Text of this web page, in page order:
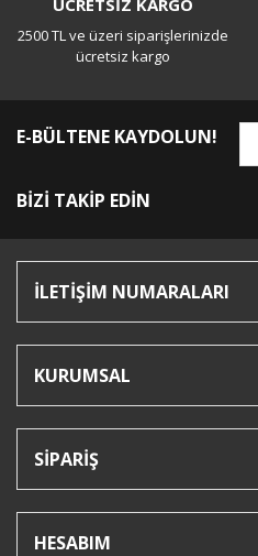
ÜCRETSİZ KARGO
2500 TL ve üzeri siparişlerinizde
ücretsiz kargo
E-BÜLTENE KAYDOLUN!
BİZİ TAKİP EDİN
İLETİŞİM NUMARALARI
KURUMSAL
SİPARİŞ
HESABIM